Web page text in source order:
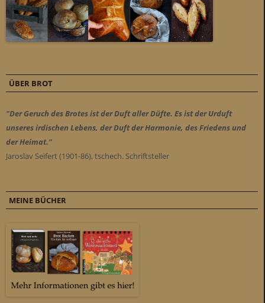
ÜBER BROT
"Der Geruch des Brotes ist der Duft aller Düfte. Es ist der Urduft
unseres irdischen Lebens, der Duft der Harmonie, des Friedens und
der Heimat."
Jaroslav Seifert (1901-86), tschech. Schriftsteller
MEINE BÜCHER